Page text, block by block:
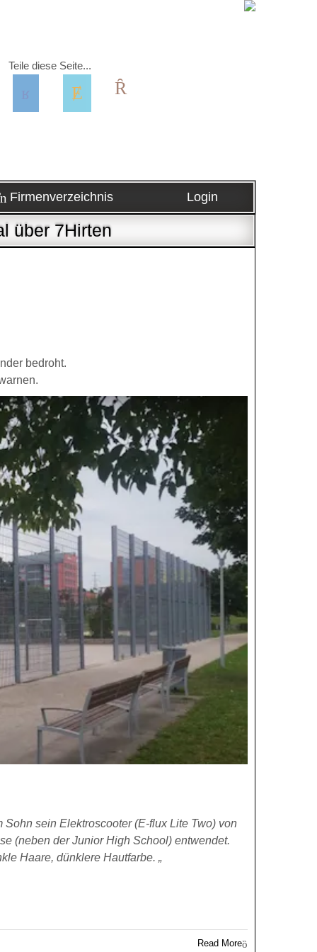
Firmenverzeichnis Login
über 7Hirten
Teile diese Seite...
bedroht.
sein Elektroscooter (E-flux Lite Two) von
(neben der Junior High School) entwendet.
Haare, dünklere Hautfarbe. „
Read More